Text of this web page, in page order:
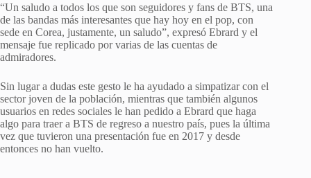
“Un saludo a todos los que son seguidores y fans de BTS, una
de las bandas más interesantes que hay hoy en el pop, con
sede en Corea, justamente, un saludo”, expresó Ebrard y el
mensaje fue replicado por varias de las cuentas de
admiradores.
Sin lugar a dudas este gesto le ha ayudado a simpatizar con el
sector joven de la población, mientras que también algunos
usuarios en redes sociales le han pedido a Ebrard que haga
algo para traer a BTS de regreso a nuestro país, pues la última
vez que tuvieron una presentación fue en 2017 y desde
entonces no han vuelto.